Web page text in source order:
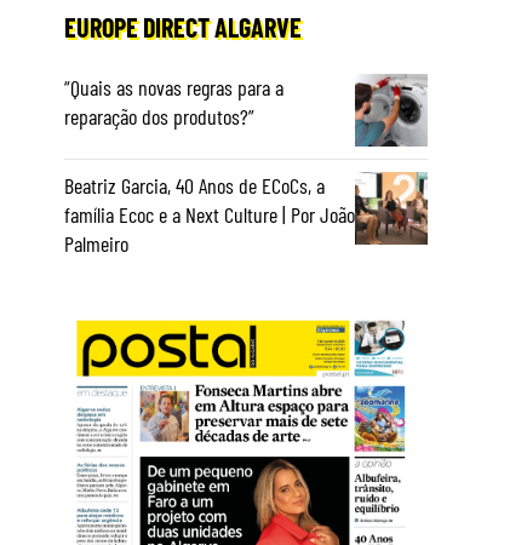
EUROPE DIRECT ALGARVE
“Quais as novas regras para a
reparação dos produtos?”
Beatriz Garcia, 40 Anos de ECoCs, a
família Ecoc e a Next Culture | Por João
Palmeiro